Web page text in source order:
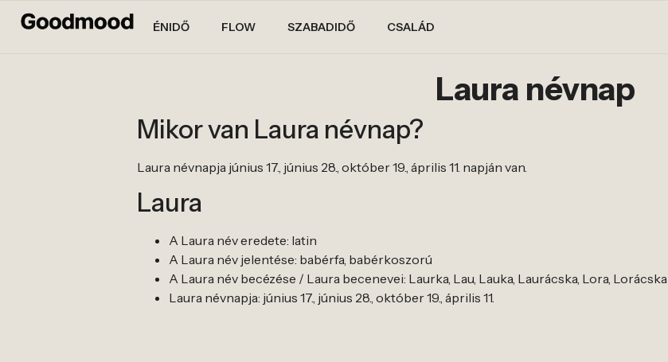
ÉNIDŐ FLOW SZABADIDŐ CSALÁD
Laura névnap
Mikor van Laura névnap?
Laura névnapja június 17., június 28., október 19., április 11. napján van.
Laura
A Laura név eredete: latin
A Laura név jelentése: babérfa, babérkoszorú
A Laura név becézése / Laura becenevei: Laurka, Lau, Lauka, Laurácska, Lora, Lorácska
Laura névnapja: június 17., június 28., október 19., április 11.